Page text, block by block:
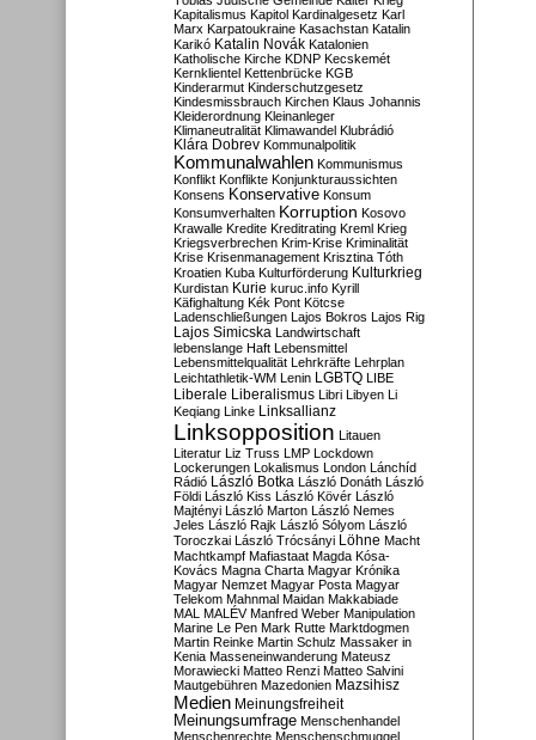
Kapitalismus Kapitol Kardinalgesetz Karl
Marx Karpatoukraine Kasachstan Katalin
Karikó Katalin Novák Katalonien
Katholische Kirche KDNP Kecskemét
Kernklientel Kettenbrücke KGB
Kinderarmut Kinderschutzgesetz
Kindesmissbrauch Kirchen Klaus Johannis
Kleiderordnung Kleinanleger
Klimaneutralität Klimawandel Klubrádió
Klára Dobrev Kommunalpolitik
Kommunalwahlen Kommunismus
Konflikt Konflikte Konjunkturaussichten
Konsens Konservative Konsum
Konsumverhalten Korruption Kosovo
Krawalle Kredite Kreditrating Kreml Krieg
Kriegsverbrechen Krim-Krise Kriminalität
Krise Krisenmanagement Krisztina Tóth
Kroatien Kuba Kulturförderung Kulturkrieg
Kurdistan Kurie kuruc.info Kyrill
Käfighaltung Kék Pont Kötcse
Ladenschließungen Lajos Bokros Lajos Rig
Lajos Simicska Landwirtschaft
lebenslange Haft Lebensmittel
Lebensmittelqualität Lehrkräfte Lehrplan
Leichtathletik-WM Lenin LGBTQ LIBE
Liberale Liberalismus Libri Libyen Li
Keqiang Linke Linksallianz
Linksopposition Litauen
Literatur Liz Truss LMP Lockdown
Lockerungen Lokalismus London Lánchíd
Rádió
László Botka László Donáth László
Földi László Kiss László Kövér László
Majtényi László Marton László Nemes
Jeles László Rajk László Sólyom László
Toroczkai László Trócsányi Löhne Macht
Machtkampf Mafiastaat Magda Kósa-
Kovács Magna Charta Magyar Krónika
Magyar Nemzet Magyar Posta Magyar
Telekom Mahnmal Maidan Makkabiade
MAL MALÉV Manfred Weber Manipulation
Marine Le Pen Mark Rutte Marktdogmen
Martin Reinke Martin Schulz Massaker in
Kenia Masseneinwanderung Mateusz
Morawiecki Matteo Renzi Matteo Salvini
Mautgebühren Mazedonien Mazsihisz
Medien Meinungsfreiheit
Meinungsumfrage Menschenhandel
Menschenrechte Menschenschmuggel